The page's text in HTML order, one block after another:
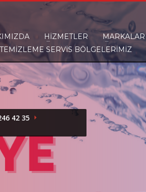
yakınız.
HIZMETLER MARKALAR
SERVİS BÖLGELERİMİZ
42 35